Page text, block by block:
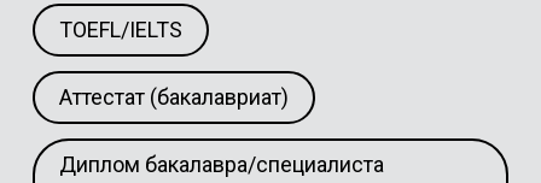
TOEFL/IELTS
Аттестат (бакалавриат)
Диплом бакалавра/специалиста